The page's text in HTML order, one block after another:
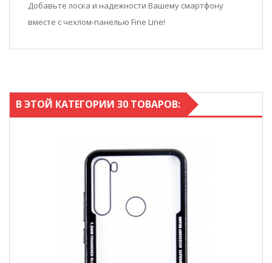
Добавьте лоска и надежности Вашему смартфону
вместе с чехлом-панелью Fine Line!
В ЭТОЙ КАТЕГОРИИ 30 ТОВАРОВ: